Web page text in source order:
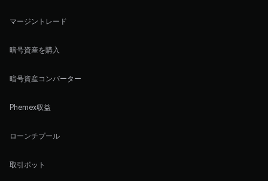
マージントレード
暗号資産を購入
暗号資産コンバーター
Phemex収益
ローンチプール
取引ボット